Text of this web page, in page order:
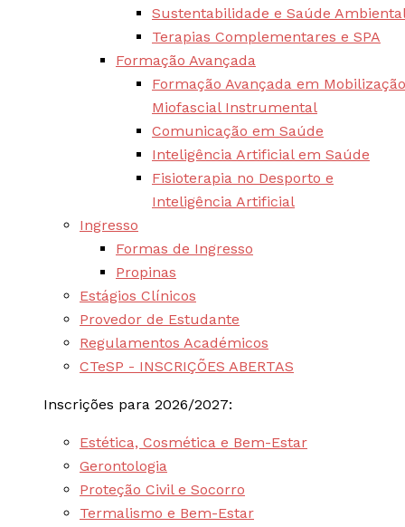
Sustentabilidade e Saúde
Terapias Complementares e SPA
Formação Avançada
Formação Avançada em Mobilização
Miofascial Instrumental
Comunicação em Saúde
Inteligência Artificial em Saúde
Fisioterapia no Desporto e
Inteligência Artificial
Ingresso
Formas de Ingresso
Propinas
Estágios Clínicos
Provedor de Estudante
Regulamentos Académicos
CTeSP - INSCRIÇÕES ABERTAS
Inscrições para 2026/2027:
Estética, Cosmética e Bem-Estar
Gerontologia
Proteção Civil e Socorro
Termalismo e Bem-Estar